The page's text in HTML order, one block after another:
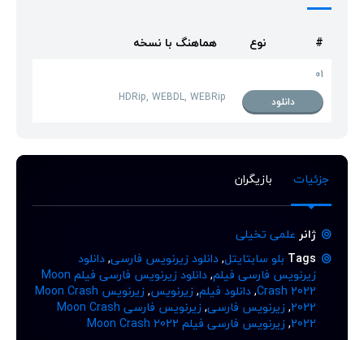
# نوع هماهنگ با نسخه
01
دانلود
HDRip, WEBDL, WEBRip
جزئیات بازیگران
ژانر علمی تخیلی
Tags بلو سابتایتل,دانلود زیرنویس فارسی,دانلود
زیرنویس فارسی فیلم,
دانلود زیرنویس فارسی فیلم Moon
Crash 2022
,دانلود فیلم,زیرنویس,
زیرنویس Moon Crash
2022
,زیرنویس فارسی,
زیرنویس فارسی Moon Crash
2022
,زیرنویس فارسی فیلم Moon Crash 2022